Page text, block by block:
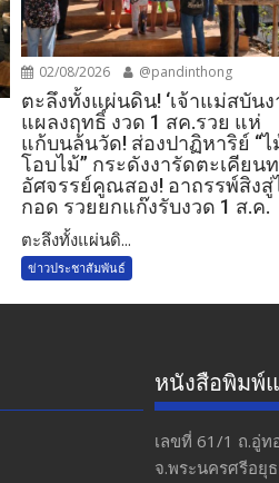
02/08/2026 @pandinthong
ตะลึงทั้งแผ่นดิน! ‘เจ้าแม่สบันง
แผลงฤทธิ์ งวด 1 สค.รวย แห่
แก้บนล้นวัด!​ ส่องปาฏิหาริย์ “ไ
โอบไม้” กระดังงารัดตะเคียน
อัศจรรย์คูณสอง! อาถรรพ์สิงสู่
กอด รวยยกแก๊งรับงวด 1 ส.ค.​
​ตะลึงทั้งแผ่นดิ...
ข่าวประชาสัมพันธ์
หนังสือพิมพ์
เลขที่ 61/1 ถ.อู่ท
จ.พระนครศรีอยุ